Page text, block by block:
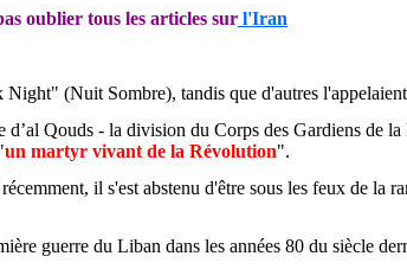
oublier tous les articles sur l'Iran
Night" (Nuit Sombre), tandis que d'autres
d’al Qouds - la division du Corps des Gardiens de
un martyr vivant de la Révolution".
il s'est abstenu d'être sous les feux de la
guerre du Liban dans les années 80 du siècle